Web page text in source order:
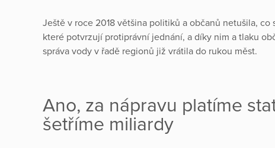
Ještě v roce 2018 většina politiků a občanů netušila, co
které potvrzují protiprávní jednání, a díky nim a tlaku
správa vody v řadě regionů již vrátila do rukou měst.
Ano, za nápravu platíme
šetříme miliardy